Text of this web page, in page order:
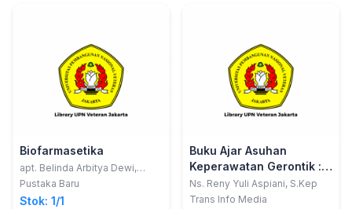
Biofarmasetika
apt. Belinda Arbitya Dewi,
Tatiana Siska Wardani , Apt.
Pustaka Baru
Stok: 1/1
Buku Ajar Asuhan
Keperawatan Gerontik :
Jilid 1 (Aplikasi NANDA,
NIC dan NOC)
Ns. Reny Yuli Aspiani, S.Kep
Trans Info Media